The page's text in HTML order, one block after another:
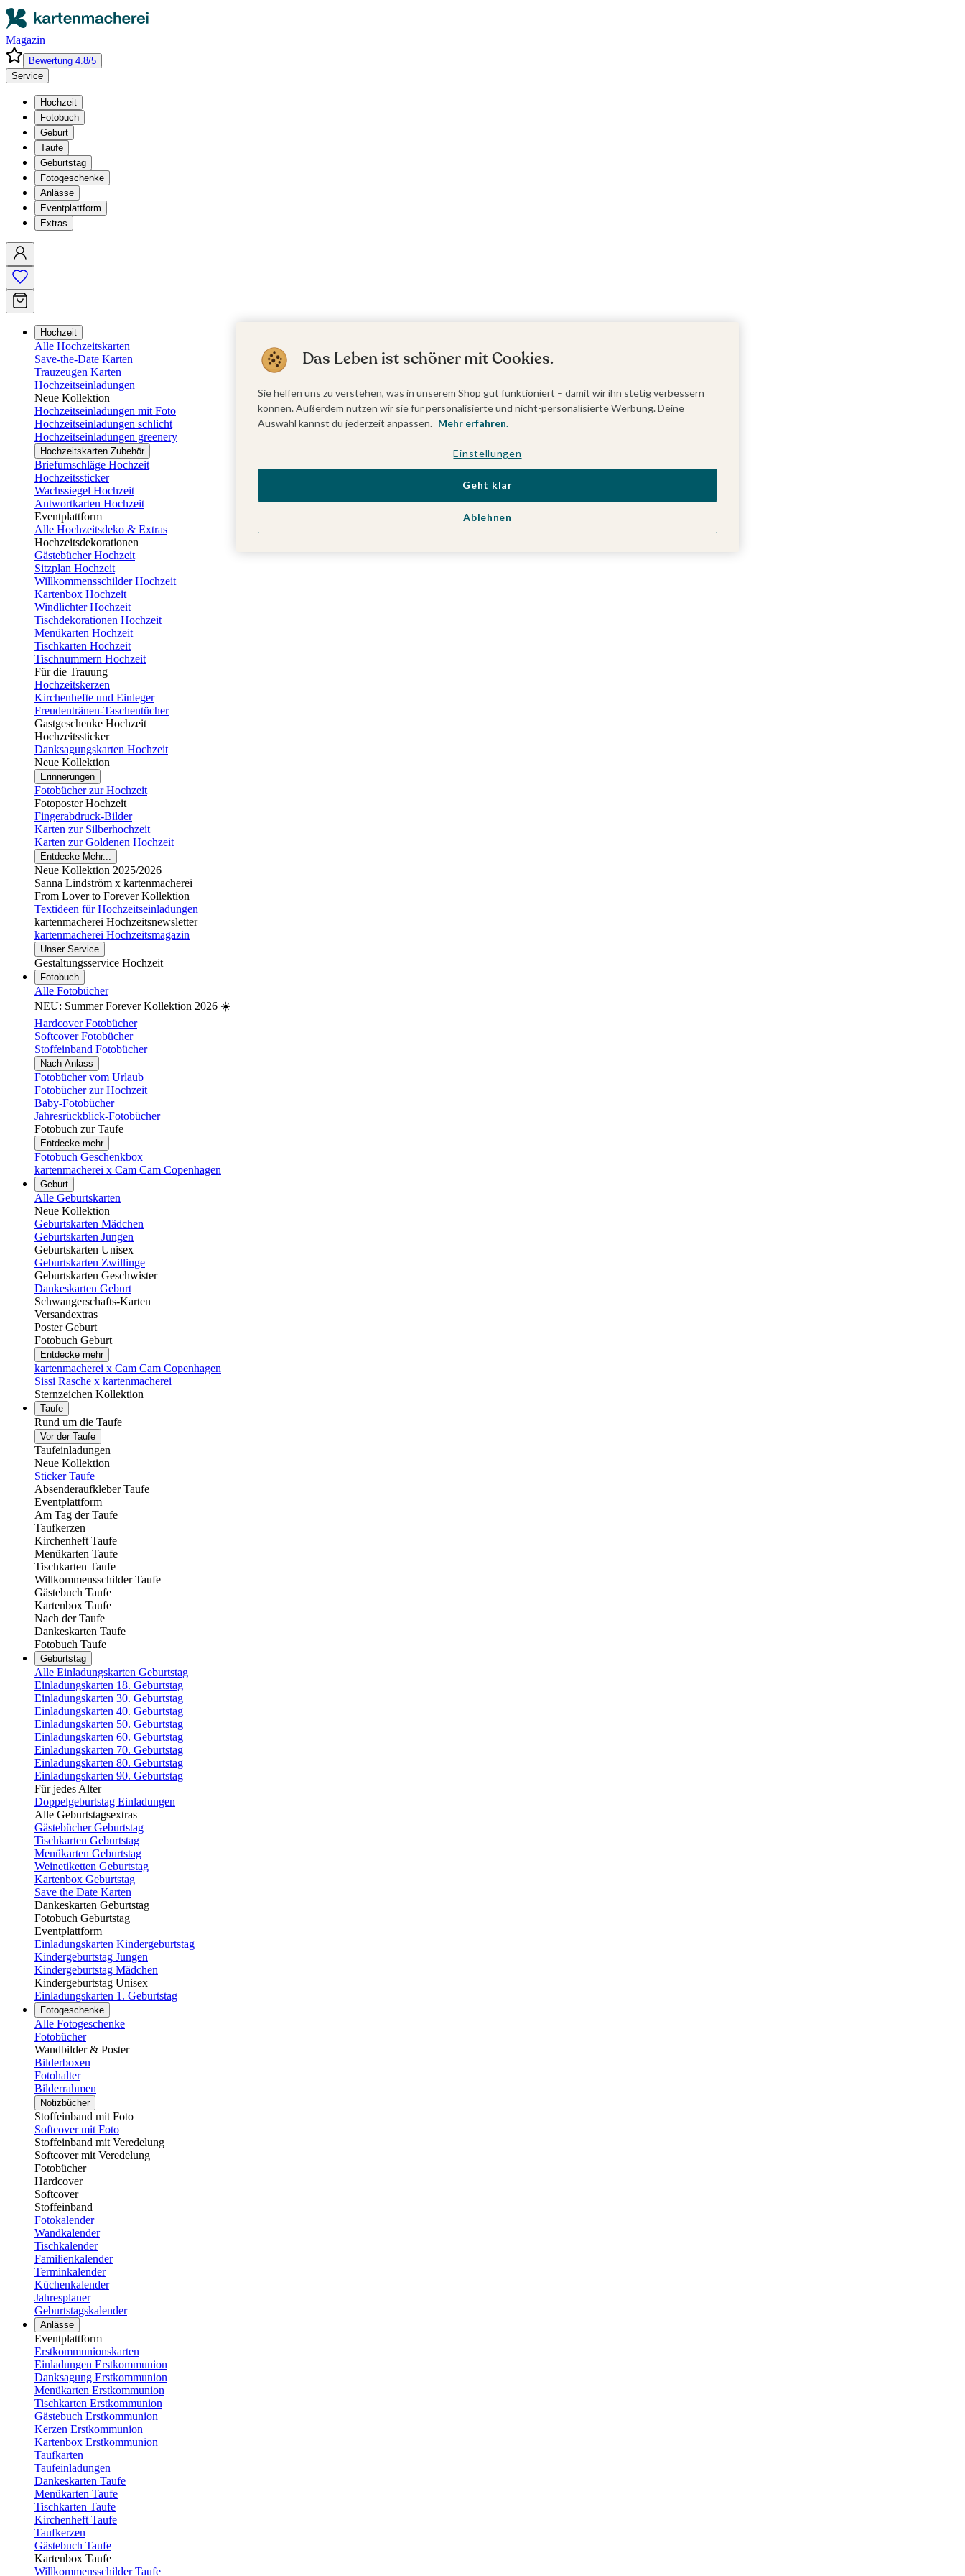
Magazin
Bewertung 4.8/5
Service
Hochzeit
Fotobuch
Geburt
Taufe
Geburtstag
Fotogeschenke
Anlässe
Eventplattform
Extras
Hochzeit
Alle Hochzeitskarten
Save-the-Date Karten
Trauzeugen Karten
Hochzeitseinladungen
Neue Kollektion
Hochzeitseinladungen mit Foto
Hochzeitseinladungen schlicht
Hochzeitseinladungen greenery
Hochzeitskarten Zubehör
Briefumschläge Hochzeit
Hochzeitssticker
Wachssiegel Hochzeit
Antwortkarten Hochzeit
Eventplattform
Alle Hochzeitsdeko & Extras
Hochzeitsdekorationen
Gästebücher Hochzeit
Sitzplan Hochzeit
Willkommensschilder Hochzeit
Kartenbox Hochzeit
Windlichter Hochzeit
Tischdekorationen Hochzeit
Menükarten Hochzeit
Tischkarten Hochzeit
Tischnummern Hochzeit
Für die Trauung
Hochzeitskerzen
Kirchenhefte und Einleger
Freudentränen-Taschentücher
Gastgeschenke Hochzeit
Hochzeitssticker
Danksagungskarten Hochzeit
Neue Kollektion
Erinnerungen
Fotobücher zur Hochzeit
Fotoposter Hochzeit
Fingerabdruck-Bilder
Karten zur Silberhochzeit
Karten zur Goldenen Hochzeit
Entdecke Mehr...
Neue Kollektion 2025/2026
Sanna Lindström x kartenmacherei
From Lover to Forever Kollektion
Textideen für Hochzeitseinladungen
kartenmacherei Hochzeitsnewsletter
kartenmacherei Hochzeitsmagazin
Unser Service
Gestaltungsservice Hochzeit
Fotobuch
Alle Fotobücher
NEU: Summer Forever Kollektion 2026 ☀️
Hardcover Fotobücher
Softcover Fotobücher
Stoffeinband Fotobücher
Nach Anlass
Fotobücher vom Urlaub
Fotobücher zur Hochzeit
Baby-Fotobücher
Jahresrückblick-Fotobücher
Fotobuch zur Taufe
Entdecke mehr
Fotobuch Geschenkbox
kartenmacherei x Cam Cam Copenhagen
Geburt
Alle Geburtskarten
Neue Kollektion
Geburtskarten Mädchen
Geburtskarten Jungen
Geburtskarten Unisex
Geburtskarten Zwillinge
Geburtskarten Geschwister
Dankeskarten Geburt
Schwangerschafts-Karten
Versandextras
Poster Geburt
Fotobuch Geburt
Entdecke mehr
kartenmacherei x Cam Cam Copenhagen
Sissi Rasche x kartenmacherei
Sternzeichen Kollektion
Taufe
Rund um die Taufe
Vor der Taufe
Taufeinladungen
Neue Kollektion
Sticker Taufe
Absenderaufkleber Taufe
Eventplattform
Am Tag der Taufe
Taufkerzen
Kirchenheft Taufe
Menükarten Taufe
Tischkarten Taufe
Willkommensschilder Taufe
Gästebuch Taufe
Kartenbox Taufe
Nach der Taufe
Dankeskarten Taufe
Fotobuch Taufe
Geburtstag
Alle Einladungskarten Geburtstag
Einladungskarten 18. Geburtstag
Einladungskarten 30. Geburtstag
Einladungskarten 40. Geburtstag
Einladungskarten 50. Geburtstag
Einladungskarten 60. Geburtstag
Einladungskarten 70. Geburtstag
Einladungskarten 80. Geburtstag
Einladungskarten 90. Geburtstag
Für jedes Alter
Doppelgeburtstag Einladungen
Alle Geburtstagsextras
Gästebücher Geburtstag
Tischkarten Geburtstag
Menükarten Geburtstag
Weinetiketten Geburtstag
Kartenbox Geburtstag
Save the Date Karten
Dankeskarten Geburtstag
Fotobuch Geburtstag
Eventplattform
Einladungskarten Kindergeburtstag
Kindergeburtstag Jungen
Kindergeburtstag Mädchen
Kindergeburtstag Unisex
Einladungskarten 1. Geburtstag
Fotogeschenke
Alle Fotogeschenke
Fotobücher
Wandbilder & Poster
Bilderboxen
Fotohalter
Bilderrahmen
Notizbücher
Stoffeinband mit Foto
Softcover mit Foto
Stoffeinband mit Veredelung
Softcover mit Veredelung
Fotobücher
Hardcover
Softcover
Stoffeinband
Fotokalender
Wandkalender
Tischkalender
Familienkalender
Terminkalender
Küchenkalender
Jahresplaner
Geburtstagskalender
Anlässe
Eventplattform
Erstkommunionskarten
Einladungen Erstkommunion
Danksagung Erstkommunion
Menükarten Erstkommunion
Tischkarten Erstkommunion
Gästebuch Erstkommunion
Kerzen Erstkommunion
Kartenbox Erstkommunion
Taufkarten
Taufeinladungen
Dankeskarten Taufe
Menükarten Taufe
Tischkarten Taufe
Kirchenheft Taufe
Taufkerzen
Gästebuch Taufe
Kartenbox Taufe
Willkommensschilder Taufe
Das Leben ist schöner mit Cookies.
Sie helfen uns zu verstehen, was in unserem Shop gut funktioniert – damit wir ihn stetig verbessern
können. Außerdem nutzen wir sie für personalisierte und nicht-personalisierte Werbung. Deine
Auswahl kannst du jederzeit anpassen. Mehr erfahren.
Einstellungen
Ablehnen
Geht klar